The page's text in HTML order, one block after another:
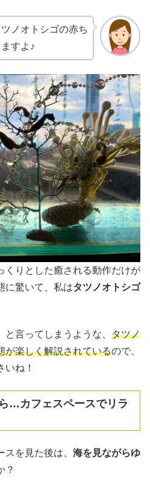
ノオトシゴの赤ち
すよ♪
くりとした癒される動作だけが
に驚いて、私はタツノオトシゴ
言ってしまうような、 タツノ
が楽しく解説されているので、
ね！
…カフェスペースでリラ
を見た後は、 海を見ながらゆ
？